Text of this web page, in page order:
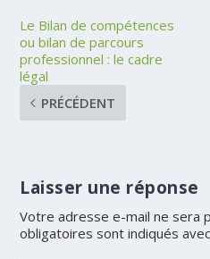
Le Bilan de compétences
ou bilan de parcours
professionnel : le cadre
légal
PRÉCÉDENT
Laisser une réponse
Votre adresse e-mail ne sera
obligatoires sont indiqués